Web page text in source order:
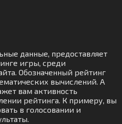
данные, предоставляет
игры, среди
Обозначенный рейтинг
вычислений. А
вам активность
рейтинга. К примеру, вы
в голосовании и